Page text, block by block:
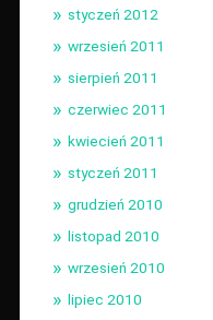
styczeń 2012
wrzesień 2011
sierpień 2011
czerwiec 2011
kwiecień 2011
styczeń 2011
grudzień 2010
listopad 2010
wrzesień 2010
lipiec 2010